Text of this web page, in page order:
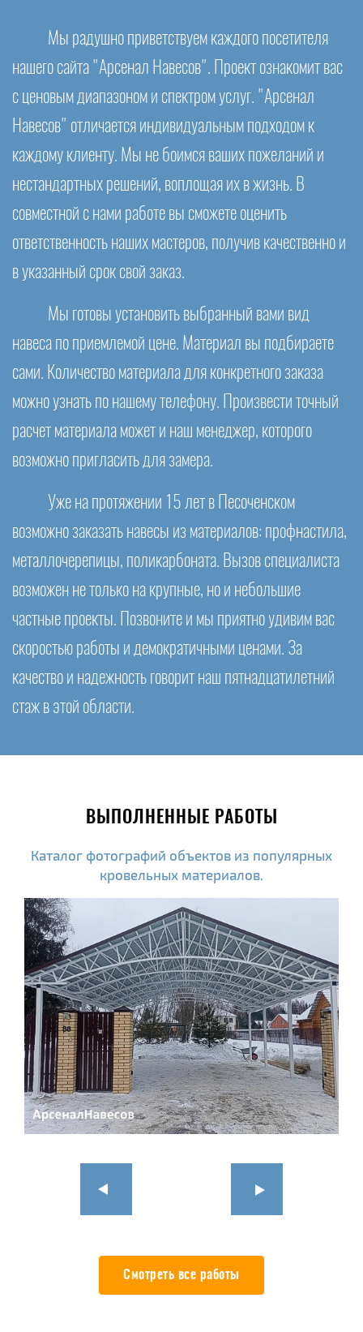
Мы радушно приветствуем каждого посетителя
нашего сайта "Арсенал Навесов". Проект ознакомит вас
с ценовым диапазоном и спектром услуг. "Арсенал
Навесов" отличается индивидуальным подходом к
каждому клиенту. Мы не боимся ваших пожеланий и
нестандартных решений, воплощая их в жизнь. В
совместной с нами работе вы сможете оценить
ответственность наших мастеров, получив качественно и
в указанный срок свой заказ.
Мы готовы установить выбранный вами вид
навеса по приемлемой цене. Материал вы подбираете
сами. Количество материала для конкретного заказа
можно узнать по нашему телефону. Произвести точный
расчет материала может и наш менеджер, которого
возможно пригласить для замера.
Уже на протяжении 15 лет в Песоченском
возможно заказать навесы из материалов: профнастила,
металлочерепицы, поликарбоната. Вызов специалиста
возможен не только на крупные, но и небольшие
частные проекты. Позвоните и мы приятно удивим вас
скоростью работы и демократичными ценами. За
качество и надежность говорит наш пятнадцатилетний
стаж в этой области.
ВЫПОЛНЕННЫЕ РАБОТЫ
Каталог фотографий объектов из популярных
кровельных материалов.
Смотреть все работы